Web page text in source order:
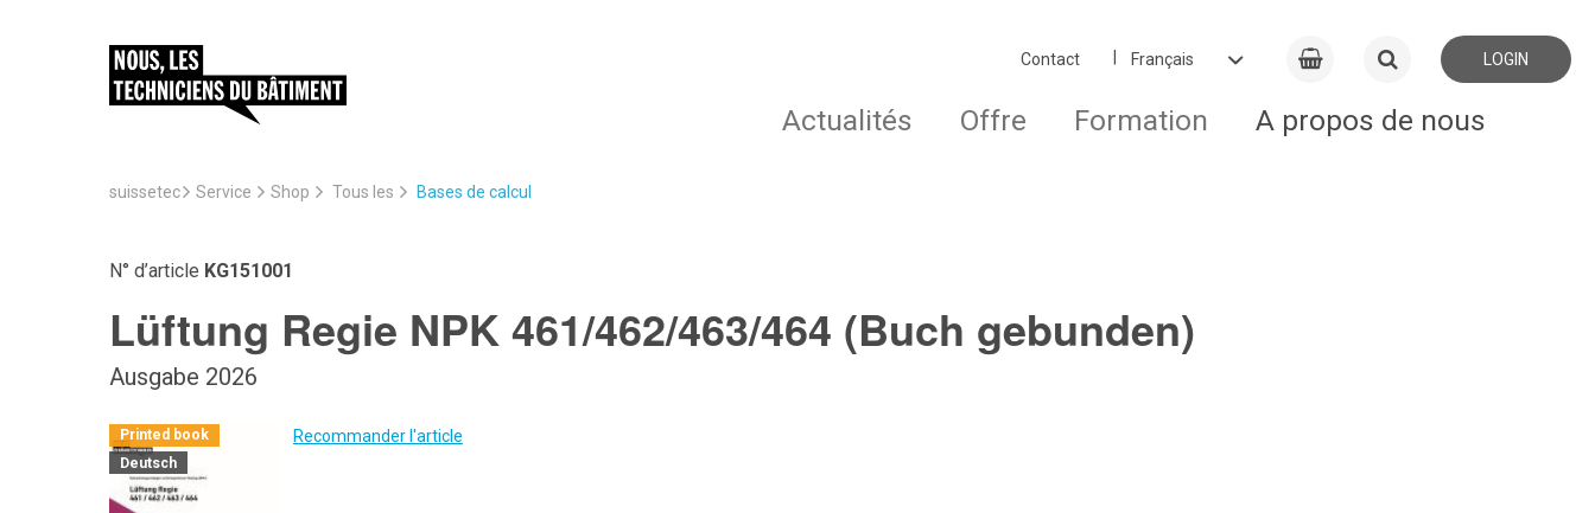
Contact LOGIN
Actualités Offre Formation A propos de nous
suissetec Service Shop Tous les Bases de calcul
N° d’article KG151001
Lüftung Regie NPK 461/462/463/464 (Buch gebunden)
Ausgabe 2026
Printed book
Deutsch
Recommander l'article